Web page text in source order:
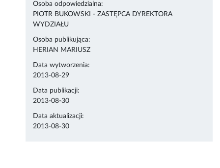
Osoba odpowiedzialna:
PIOTR BUKOWSKI - ZASTĘPCA DYREKTORA
WYDZIAŁU
Osoba publikująca:
HERIAN MARIUSZ
Data wytworzenia:
2013-08-29
Data publikacji:
2013-08-30
Data aktualizacji:
2013-08-30